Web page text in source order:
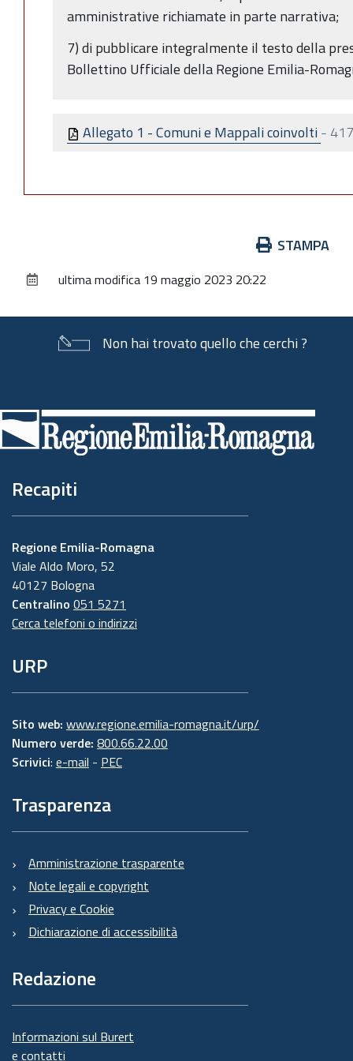
amministrative richiamate in parte narrativa;
7) di pubblicare integralmente il testo della
Bollettino Ufficiale della Regione Emilia-
Allegato 1 - Comuni e Mappali coinvolti-
documento
STAMPA
ultima modifica 19 maggio 2023 20:22
Non hai trovato quello che cerchi ?
di
pagina
Recapiti
Regione Emilia-Romagna
Viale Aldo Moro, 52
40127 Bologna
Centralino 051 5271
Cerca telefoni o indirizzi
URP
Sito web: www.regione.emilia-romagna.it/urp/
Numero verde: 800.66.22.00
Scrivici: e-mail - PEC
Trasparenza
Amministrazione trasparente
Note legali e copyright
Privacy e Cookie
Dichiarazione di accessibilità
Redazione
Informazioni sul Burert
e contatti